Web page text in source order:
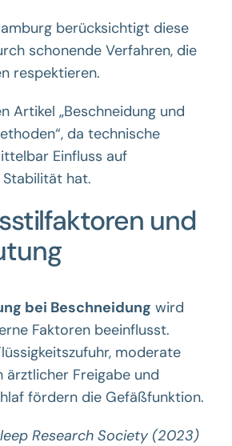
berücksichtigt diese
schonende Verfahren, die
respektieren.
Artikel „Beschneidung und
da technische
Einfluss auf
hat.
und
bei Beschneidung wird
Faktoren beeinflusst.
moderate
ärztlicher Freigabe und
fördern die Gefäßfunktion.
Research Society (2023)